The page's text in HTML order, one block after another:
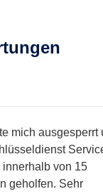
ausgesperrt und
Service
von 15
Sehr